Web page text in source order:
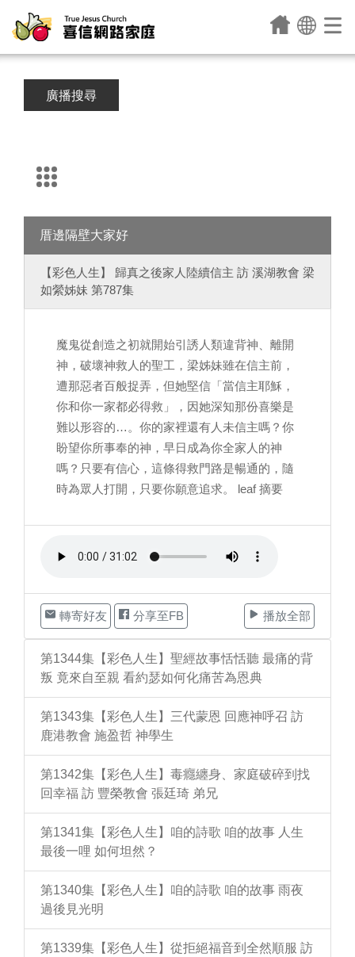
廣播搜尋
厝邊隔壁大家好
【彩色人生】 歸真之後家人陸續信主 訪 溪湖教會 梁
如縈姊妹 第787集
魔鬼從創造之初就開始引誘人類違背神、離開
神，破壞神救人的聖工，梁姊妹雖在信主前，
遭那惡者百般捉弄，但她堅信「當信主耶穌，
你和你一家都必得救」，因她深知那份喜樂是
難以形容的…。你的家裡還有人未信主嗎？你
盼望你所事奉的神，早日成為你全家人的神
嗎？只要有信心，這條得救門路是暢通的，隨
時為眾人打開，只要你願意追求。 leaf 摘要
轉寄好友 分享至FB 播放全部
第1344集【彩色人生】聖經故事恬恬聽 最痛的背
叛 竟來自至親 看約瑟如何化痛苦為恩典
第1343集【彩色人生】三代蒙恩 回應神呼召 訪
鹿港教會 施盈哲 神學生
第1342集【彩色人生】毒癮纏身、家庭破碎到找
回幸福 訪 豐榮教會 張廷琦 弟兄
第1341集【彩色人生】咱的詩歌 咱的故事 人生
最後一哩 如何坦然？
第1340集【彩色人生】咱的詩歌 咱的故事 雨夜
過後見光明
第1339集【彩色人生】從拒絕福音到全然順服 訪